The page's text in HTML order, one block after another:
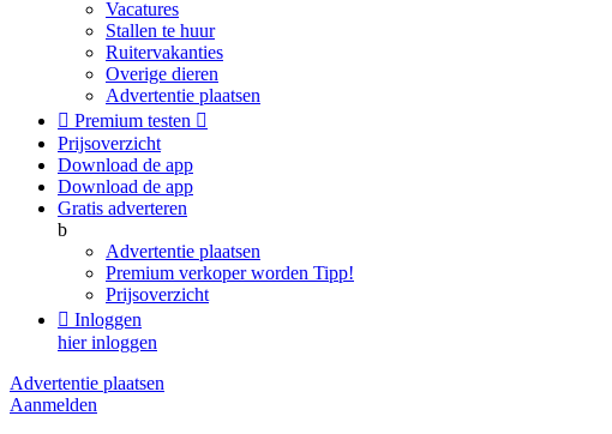
Vacatures
Stallen te huur
Ruitervakanties
Overige dieren
Advertentie plaatsen
 Premium testen 
Prijsoverzicht
Download de app
Download de app
Gratis adverteren
b
Advertentie plaatsen
Premium verkoper worden Tipp!
Prijsoverzicht
 Inloggen
hier inloggen
Advertentie plaatsen
Aanmelden